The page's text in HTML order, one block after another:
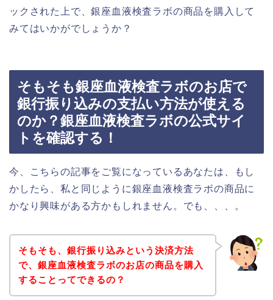
ックされた上で、銀座血液検査ラボの商品を購入して
みてはいかがでしょうか？
そもそも銀座血液検査ラボのお店で
銀行振り込みの支払い方法が使える
のか？銀座血液検査ラボの公式サイ
トを確認する！
今、こちらの記事をご覧になっているあなたは、もし
かしたら、私と同じように銀座血液検査ラボの商品に
かなり興味がある方かもしれません。でも、、、。
そもそも、銀行振り込みという決済方法
で、銀座血液検査ラボのお店の商品を購入
することってできるの？